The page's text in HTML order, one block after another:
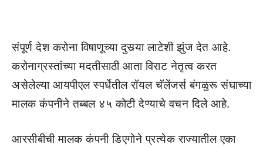
संपूर्ण देश करोना विषाणूच्या दुसर्‍या लाटेशी झुंज देत आहे.
करोनाग्रस्तांच्या मदतीसाठी आता विराट नेतृत्व करत
असेलेल्या आयपीएल स्पर्धेतील रॉयल चॅलेंजर्स बंगळुरू संघाच्या
मालक कंपनीने तब्बल ४५ कोटी देण्याचे वचन दिले आहे.
आरसीबीची मालक कंपनी डिएगोने प्रत्येक राज्यातील एका